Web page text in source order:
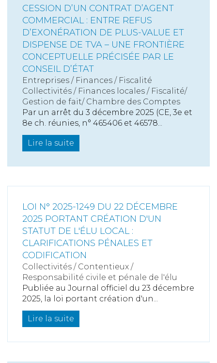
CESSION D’UN CONTRAT D’AGENT
COMMERCIAL : ENTRE REFUS
D’EXONÉRATION DE PLUS-VALUE ET
DISPENSE DE TVA – UNE FRONTIÈRE
CONCEPTUELLE PRÉCISÉE PAR LE
CONSEIL D’ÉTAT
Entreprises / Finances / Fiscalité
Collectivités / Finances locales / Fiscalité/
Gestion de fait/ Chambre des Comptes
Par un arrêt du 3 décembre 2025 (CE, 3e et
8e ch. réunies, n° 465406 et 46578...
Lire la suite
LOI N° 2025-1249 DU 22 DÉCEMBRE
2025 PORTANT CRÉATION D'UN
STATUT DE L'ÉLU LOCAL :
CLARIFICATIONS PÉNALES ET
CODIFICATION
Collectivités / Contentieux /
Responsabilité civile et pénale de l'élu
Publiée au Journal officiel du 23 décembre
2025, la loi portant création d'un...
Lire la suite